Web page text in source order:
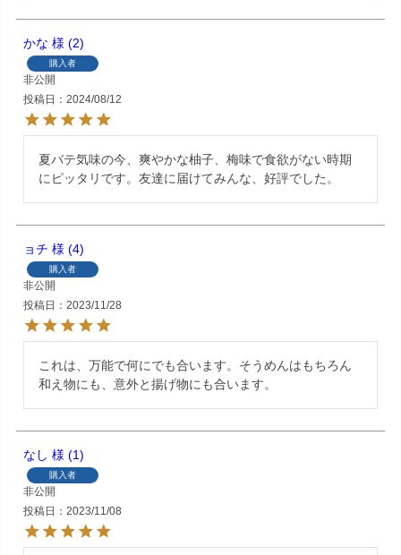
かな 2
購入者
非公開
投稿日
2024/08/12
夏バテ気味の今、爽やかな柚子、梅味で食欲がない時期
にピッタリです。友達に届けてみんな、好評でした。
ョチ 4
購入者
非公開
投稿日
2023/11/28
これは、万能で何にでも合います。そうめんはもちろん
和え物にも、意外と揚げ物にも合います。
なし 1
購入者
非公開
投稿日
2023/11/08